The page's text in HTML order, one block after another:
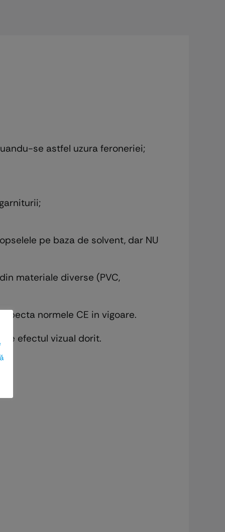
se astfel uzura feroneriei;
pe baza de solvent, dar NU
materiale diverse (PVC,
normele CE in vigoare.
efectul vizual dorit.